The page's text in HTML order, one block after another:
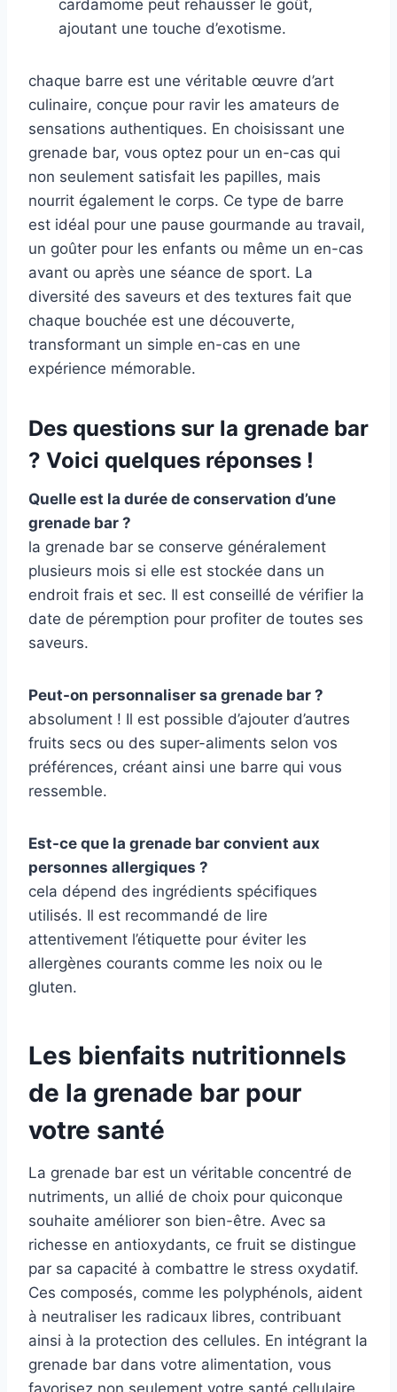
cardamome peut rehausser le goût,
ajoutant une touche d’exotisme.
chaque barre est une véritable œuvre d’art
culinaire, conçue pour ravir les amateurs de
sensations authentiques. En choisissant une
grenade bar, vous optez pour un en-cas qui
non seulement satisfait les papilles, mais
nourrit également le corps. Ce type de barre
est idéal pour une pause gourmande au travail,
un goûter pour les enfants ou même un en-cas
avant ou après une séance de sport. La
diversité des saveurs et des textures fait que
chaque bouchée est une découverte,
transformant un simple en-cas en une
expérience mémorable.
Des questions sur la grenade bar
? Voici quelques réponses !
Quelle est la durée de conservation d’une
grenade bar ?
la grenade bar se conserve généralement
plusieurs mois si elle est stockée dans un
endroit frais et sec. Il est conseillé de vérifier la
date de péremption pour profiter de toutes ses
saveurs.
Peut-on personnaliser sa grenade bar ?
absolument ! Il est possible d’ajouter d’autres
fruits secs ou des super-aliments selon vos
préférences, créant ainsi une barre qui vous
ressemble.
Est-ce que la grenade bar convient aux
personnes allergiques ?
cela dépend des ingrédients spécifiques
utilisés. Il est recommandé de lire
attentivement l’étiquette pour éviter les
allergènes courants comme les noix ou le
gluten.
Les bienfaits nutritionnels
de la grenade bar pour
votre santé
La grenade bar est un véritable concentré de
nutriments, un allié de choix pour quiconque
souhaite améliorer son bien-être. Avec sa
richesse en antioxydants, ce fruit se distingue
par sa capacité à combattre le stress oxydatif.
Ces composés, comme les polyphénols, aident
à neutraliser les radicaux libres, contribuant
ainsi à la protection des cellules. En intégrant la
grenade bar dans votre alimentation, vous